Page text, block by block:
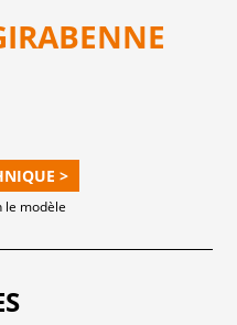
>
le modèle